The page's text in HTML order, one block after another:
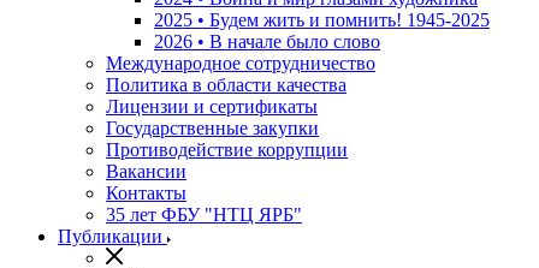
2025 • Будем жить и помнить! 1945-2025
2026 • В начале было слово
Международное сотрудничество
Политика в области качества
Лицензии и сертификаты
Государственные закупки
Противодействие коррупции
Вакансии
Контакты
35 лет ФБУ "НТЦ ЯРБ"
Публикации